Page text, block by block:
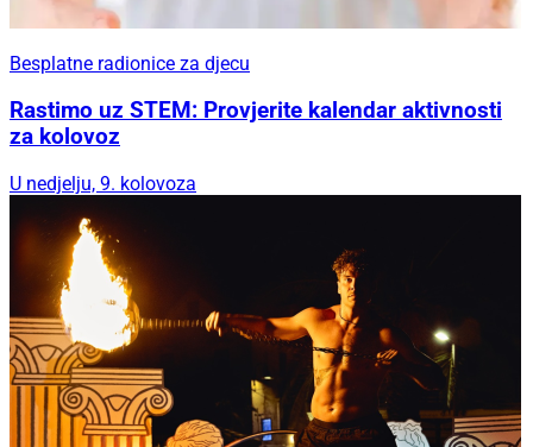
Besplatne radionice za djecu
Rastimo uz STEM: Provjerite kalendar aktivnosti
za kolovoz
U nedjelju, 9. kolovoza